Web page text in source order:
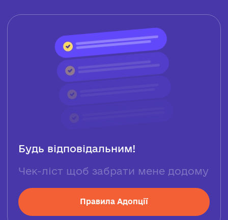
Будь відповідальним!
Чек-ліст щоб забрати мене додому
Правила Адопції